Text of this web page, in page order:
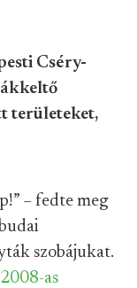
Cséry-
területeket,
– fedte meg
szobájukat.
as